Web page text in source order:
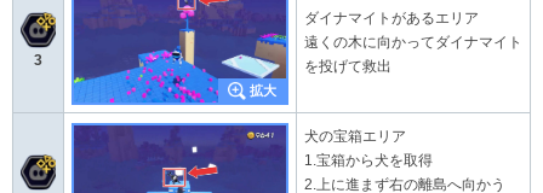
3
ダイナマイトがあるエリア
遠くの木に向かってダイナマイト
を投げて救出
犬の宝箱エリア
1.宝箱から犬を取得
2.上に進まず右の離島へ向かう